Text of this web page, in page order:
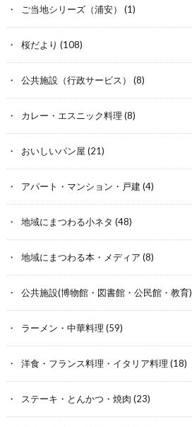
ご当地シリーズ（浦安） (1)
桜だより (108)
公共施設（行政サービス） (8)
カレー・エスニック料理 (8)
おいしいパン屋 (21)
アパート・マンション・戸建 (4)
地域にまつわる小ネタ (48)
地域にまつわる本・メディア (8)
公共施設(博物館・図書館・公民館・教育)
ラーメン・中華料理 (59)
洋食・フランス料理・イタリア料理 (18)
ステーキ・とんかつ・焼肉 (23)